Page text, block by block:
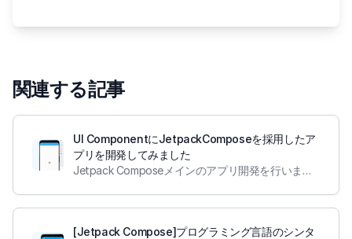
関連する記事
UI ComponentにJetpackComposeを採用したア
プリを開発してみました
Jetpack Composeメインのアプリ開発を行いました。アプリ内で紹介しているAvatar Componentの開発方法を紹介します。
[Jetpack Compose]プログラミング言語のシンタ